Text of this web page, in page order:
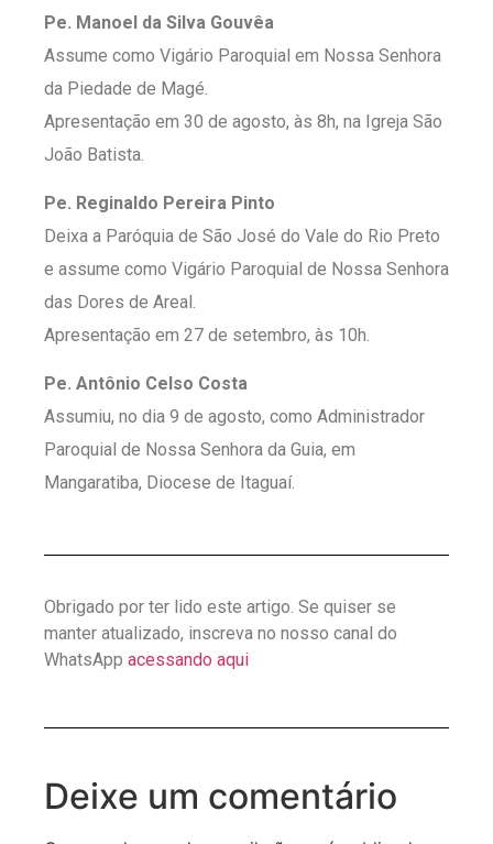
Pe. Manoel da Silva Gouvêa
Assume como Vigário Paroquial em Nossa Senhora
da Piedade de Magé.
Apresentação em 30 de agosto, às 8h, na Igreja São
João Batista.
Pe. Reginaldo Pereira Pinto
Deixa a Paróquia de São José do Vale do Rio Preto
e assume como Vigário Paroquial de Nossa Senhora
das Dores de Areal.
Apresentação em 27 de setembro, às 10h.
Pe. Antônio Celso Costa
Assumiu, no dia 9 de agosto, como Administrador
Paroquial de Nossa Senhora da Guia, em
Mangaratiba, Diocese de Itaguaí.
Obrigado por ter lido este artigo. Se quiser se
manter atualizado, inscreva no nosso canal do
WhatsApp acessando aqui
Deixe um comentário